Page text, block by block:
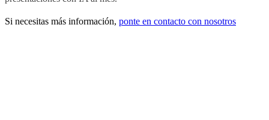
Si necesitas más información, ponte en contacto con nosotros